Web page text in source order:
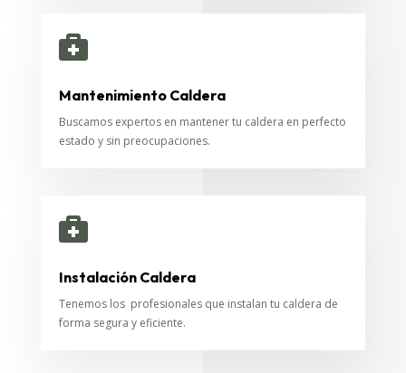

Mantenimiento Caldera
Buscamos expertos en mantener tu caldera en perfecto
estado y sin preocupaciones.

Instalación Caldera
Tenemos los profesionales que instalan tu caldera de
forma segura y eficiente.